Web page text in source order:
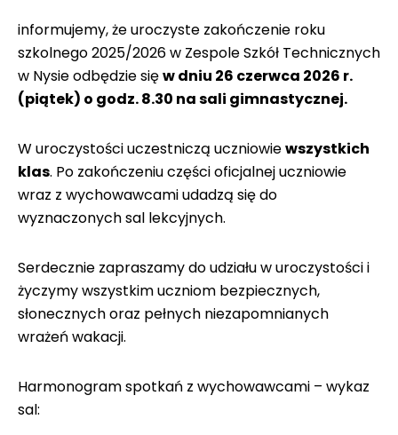
informujemy, że uroczyste zakończenie roku
szkolnego 2025/2026 w Zespole Szkół Technicznych
w Nysie odbędzie sięw dniu 26 czerwca 2026 r.
(piątek) o godz. 8.30 na sali gimnastycznej.
W uroczystości uczestniczą uczniowiewszystkich
klas. Po zakończeniu części oficjalnej uczniowie
wraz z wychowawcami udadzą się do
wyznaczonych sal lekcyjnych.
Serdecznie zapraszamy do udziału w uroczystości i
życzymy wszystkim uczniom bezpiecznych,
słonecznych oraz pełnych niezapomnianych
wrażeń wakacji.
Harmonogram spotkań z wychowawcami – wykaz
sal: